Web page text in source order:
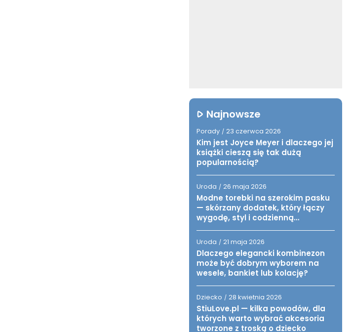
Najnowsze
Porady / 23 czerwca 2026
Kim jest Joyce Meyer i dlaczego jej
książki cieszą się tak dużą
popularnością?
Uroda / 26 maja 2026
Modne torebki na szerokim pasku
— skórzany dodatek, który łączy
wygodę, styl i codzienną
Uroda / 21 maja 2026
Dlaczego elegancki kombinezon
może być dobrym wyborem na
wesele, bankiet lub kolację?
Dziecko / 28 kwietnia 2026
StiuLove.pl — kilka powodów, dla
których warto wybrać akcesoria
tworzone z troską o dziecko